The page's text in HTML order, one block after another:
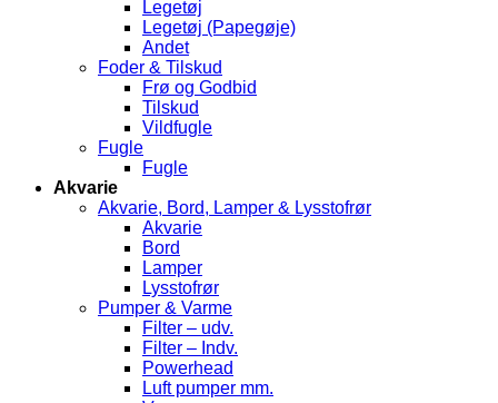
Legetøj
Legetøj (Papegøje)
Andet
Foder & Tilskud
Frø og Godbid
Tilskud
Vildfugle
Fugle
Fugle
Akvarie
Akvarie, Bord, Lamper & Lysstofrør
Akvarie
Bord
Lamper
Lysstofrør
Pumper & Varme
Filter – udv.
Filter – Indv.
Powerhead
Luft pumper mm.